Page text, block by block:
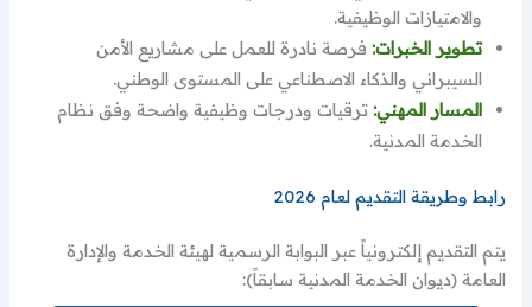
والامتيازات الوظيفية.
تطوير الخبرات: فرصة نادرة للعمل على مشاريع الأمن
السيبراني والذكاء الاصطناعي على المستوى الوطني.
المسار المهني: ترقيات ودرجات وظيفية واضحة وفق نظام
الخدمة المدنية.
رابط وطريقة التقديم لعام 2026
يتم التقديم إلكترونياً عبر البوابة الرسمية لهيئة الخدمة والإدارة
العامة (ديوان الخدمة المدنية سابقاً):